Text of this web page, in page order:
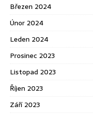
Březen 2024
Únor 2024
Leden 2024
Prosinec 2023
Listopad 2023
Říjen 2023
Září 2023